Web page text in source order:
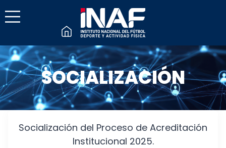
SOCIALIZACIÓN
Socialización del Proceso de Acreditación
Institucional 2025.